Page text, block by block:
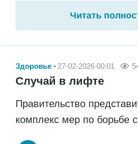
Читать
Здоровье 27-02-2026 00:01
Случай в лифте
Правительство
комплекс мер по борьбе